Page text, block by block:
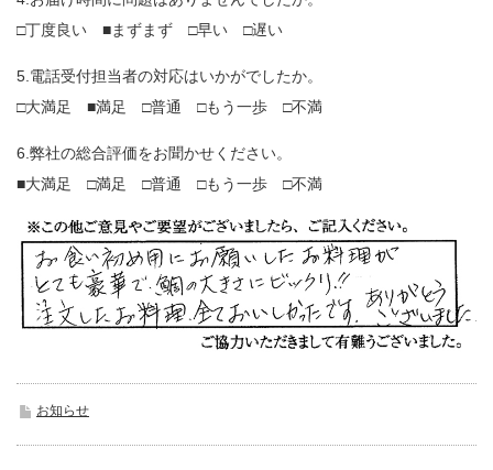
□丁度良い ■まずまず □早い □遅い
5.電話受付担当者の対応はいかがでしたか。
□大満足 ■満足 □普通 □もう一歩 □不満
6.弊社の総合評価をお聞かせください。
■大満足 □満足 □普通 □もう一歩 □不満
お知らせ